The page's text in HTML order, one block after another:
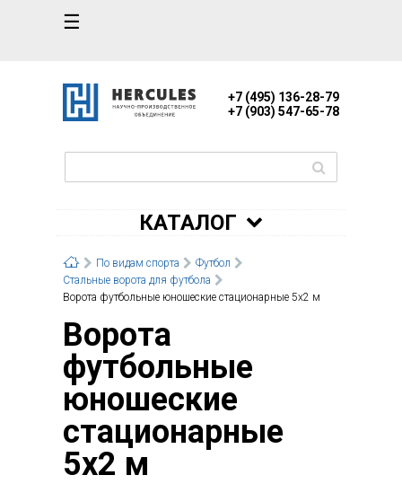
☰
+7 (495) 136-28-79
+7 (903) 547-65-78
КАТАЛОГ
По видам спорта
Футбол
Стальные ворота для футбола
Ворота футбольные юношеские стационарные 5х2 м
Ворота
футбольные
юношеские
стационарные
5х2 м